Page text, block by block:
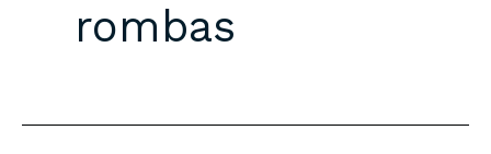
rombas